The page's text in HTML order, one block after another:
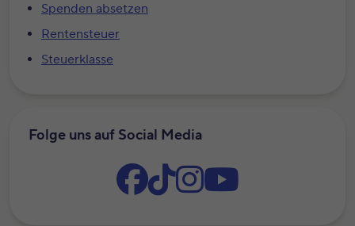
Spenden absetzen
Rentensteuer
Steuerklasse
Folge uns auf Social Media